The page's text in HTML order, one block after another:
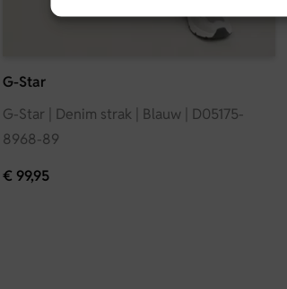
G-Star
G-Star | Denim strak | Blauw | D05175-
8968-89
€ 99,95